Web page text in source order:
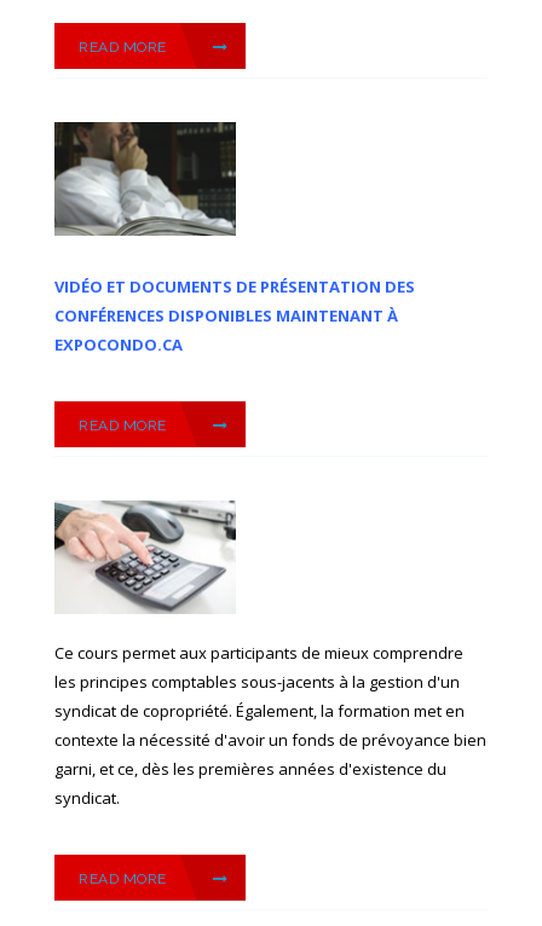
READ MORE
VIDÉO ET DOCUMENTS DE PRÉSENTATION DES
CONFÉRENCES DISPONIBLES MAINTENANT À
EXPOCONDO.CA
READ MORE
Ce cours permet aux participants de mieux comprendre
les principes comptables sous-jacents à la gestion d'un
syndicat de copropriété. Également, la formation met en
contexte la nécessité d'avoir un fonds de prévoyance bien
garni, et ce, dès les premières années d'existence du
syndicat.
READ MORE